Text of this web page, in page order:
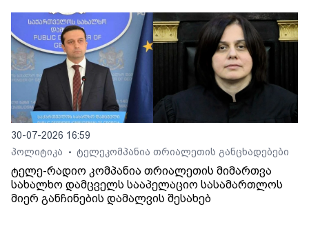
30-07-2026 16:59
პოლიტიკა
• ტელეკომპანია თრიალეთის განცხადებები
ტელე-რადიო კომპანია თრიალეთის მიმართვა
სახალხო დამცველს სააპელაციო სასამართლოს
მიერ განჩინების დამალვის შესახებ